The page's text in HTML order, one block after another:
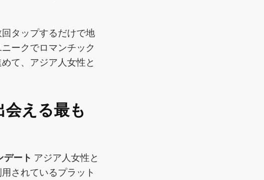
タップするだけで地
ークでロマンチック
て、アジア人女性と
える最も
デート アジア人女性と
されているプラット